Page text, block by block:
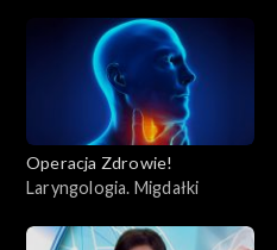
Operacja Zdrowie!
Laryngologia. Migdałki